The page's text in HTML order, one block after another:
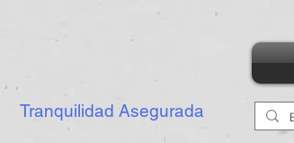
Tranquilidad Asegurada